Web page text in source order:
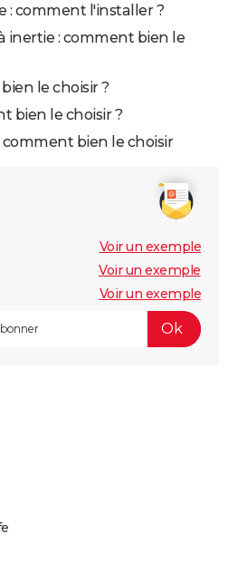
: comment l'installer ?
inertie : comment bien le
le choisir ?
bien le choisir ?
bien le choisir
Voir un exemple
Voir un exemple
Voir un exemple